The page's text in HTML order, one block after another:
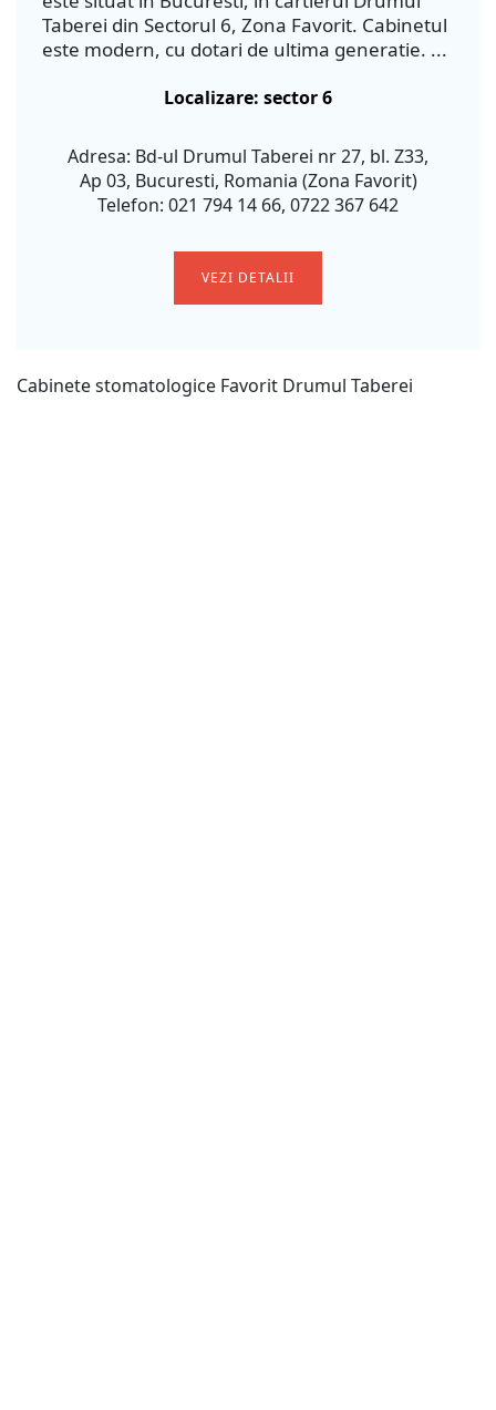
Taberei din Sectorul 6, Zona Favorit. Cabinetul
este modern, cu dotari de ultima generatie. ...
Localizare: sector 6
Adresa: Bd-ul Drumul Taberei nr 27, bl. Z33,
Ap 03, Bucuresti, Romania (Zona Favorit)
Telefon: 021 794 14 66, 0722 367 642
VEZI DETALII
Cabinete stomatologice Favorit Drumul Taberei